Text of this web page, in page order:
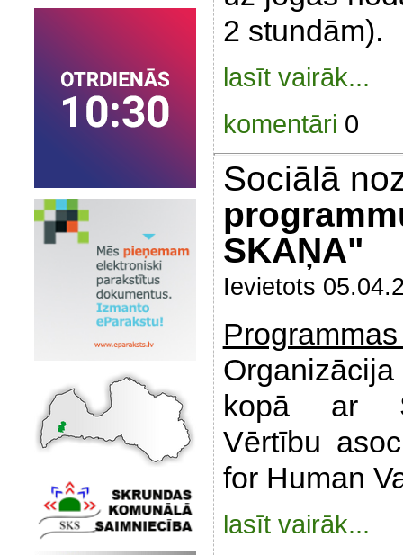
2 stundām).
lasīt vairāk...
komentāri 0
Sociālā
SKAŅA"
Ievietots
kopā ar
Vērtību
for Human
lasīt vairāk...